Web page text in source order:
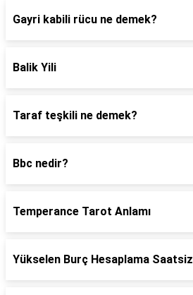
Gayri kabili rücu ne demek?
Balik Yili
Taraf teşkili ne demek?
Bbc nedir?
Temperance Tarot Anlamı
Yükselen Burç Hesaplama Saatsiz